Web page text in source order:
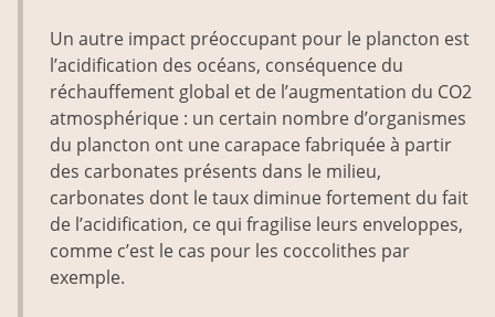
Un autre impact préoccupant pour le plancton est
l’acidification des océans, conséquence du
réchauffement global et de l’augmentation du CO2
atmosphérique : un certain nombre d’organismes
du plancton ont une carapace fabriquée à partir
des carbonates présents dans le milieu,
carbonates dont le taux diminue fortement du fait
de l’acidification, ce qui fragilise leurs enveloppes,
comme c’est le cas pour les coccolithes par
exemple.